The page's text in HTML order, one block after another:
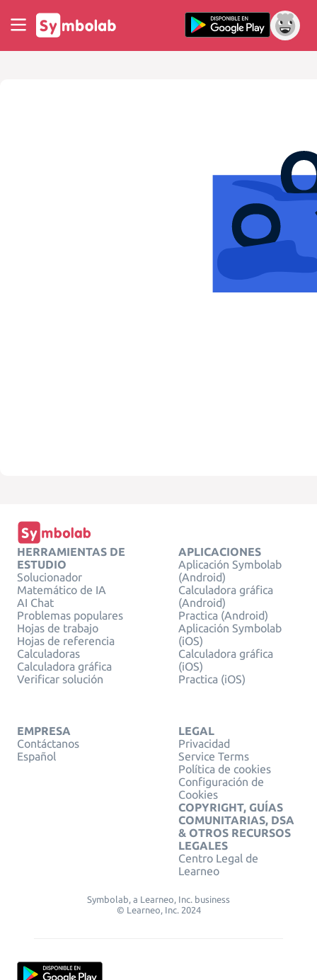
HERRAMIENTAS DE
ESTUDIO
Solucionador
Matemático de IA
AI Chat
Problemas populares
Hojas de trabajo
Hojas de referencia
Calculadoras
Calculadora gráfica
Verificar solución
APLICACIONES
Aplicación Symbolab
(Android)
Calculadora gráfica
(Android)
Practica (Android)
Aplicación Symbolab
(iOS)
Calculadora gráfica
(iOS)
Practica (iOS)
EMPRESA
Contáctanos
Español
LEGAL
Privacidad
Service Terms
Política de cookies
Configuración de
Cookies
COPYRIGHT, GUÍAS
COMUNITARIAS, DSA
& OTROS RECURSOS
LEGALES
Centro Legal de
Learneo
Symbolab, a Learneo, Inc. business
© Learneo, Inc. 2024